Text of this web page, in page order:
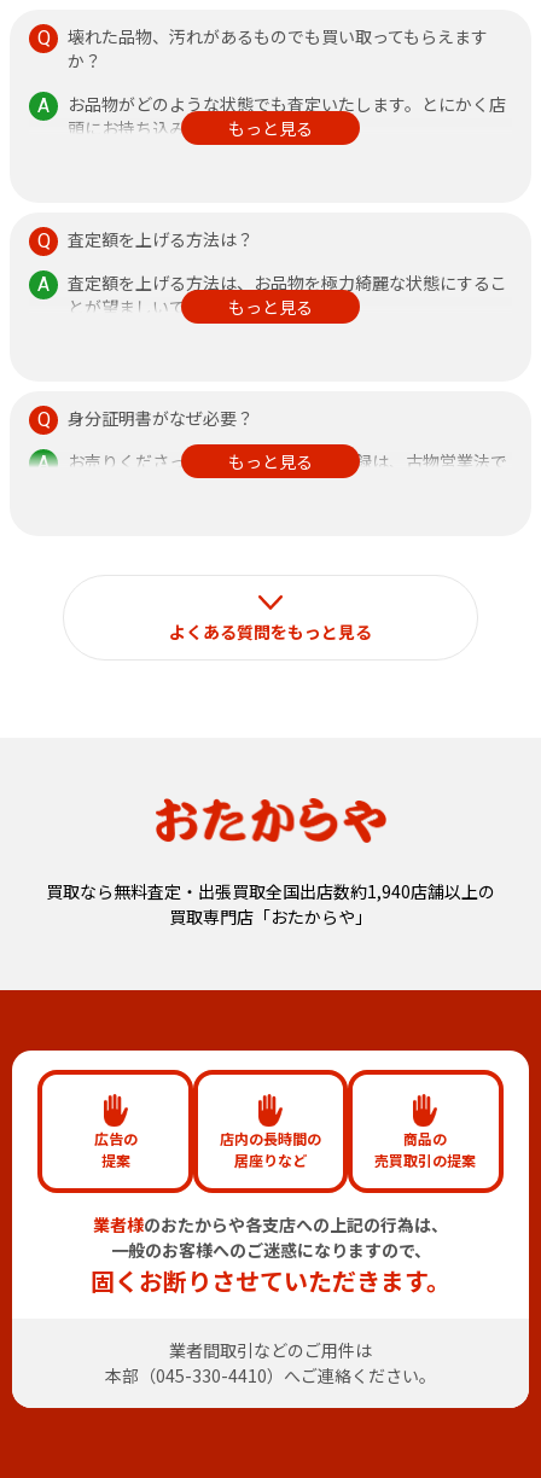
壊れた品物、汚れがあるものでも買い取ってもらえます
か？
お品物がどのような状態でも査定いたします。とにかく店
頭にお持ち込みください。
その他、不安なことがありましたら何なりと店頭にお申し
もっと見る
査定額を上げる方法は？
査定額を上げる方法は、お品物を極力綺麗な状態にするこ
とが望ましいです。
また、鑑定書がある方が査定額アップに繋がりますので、
もっと見る
身分証明書がなぜ必要？
お売りくださった方の身分証明書の記録は、古物営業法で
定められておりますのでご了承ください。
もっと見る
よくある質問をもっと見る
買取なら無料査定・出張買取全国出店数約1,940店舗以上の
買取専門店「おたからや」
広告の
提案
店内の長時間の
居座りなど
商品の
売買取引の提案
業者様のおたからや各支店への上記の行為は、
一般のお客様へのご迷惑になりますので、
固くお断りさせていただきます。
業者間取引などのご用件は
本部（045-330-4410）へご連絡ください。